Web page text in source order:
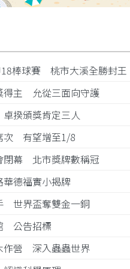
棒球賽 桃市大溪全勝封
得主 允從三面向守護
揆頒獎肯定三人
次 有望增至1/8
閉幕 北市獎牌數稱冠
德福實小揭牌
世界盃奪雙金一銅
公告招標
作營 深入蟲蟲世界